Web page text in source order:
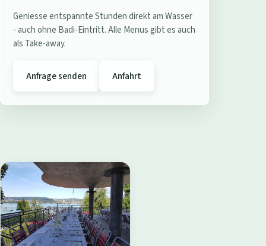
e
s
r
B
a
d
i
W
Geniesse entspannte Stunden direkt am Wasser
- auch ohne Badi-Eintritt. Alle Menus gibt es auch
als Take-away.
Anfrage senden Anfahrt